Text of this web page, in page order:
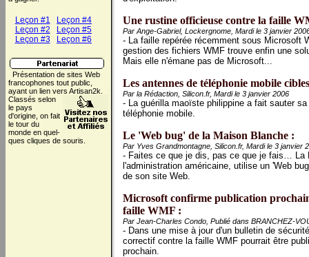
Leçon #1
Leçon #2
Leçon #3
Leçon #4
Leçon #5
Leçon #6
Présentation de sites Web
francophones tout public,
ayant un lien vers Artisan2k.
Classés selon
le pays
d'origine, on fait
le tour du
monde en quel-
ques cliques de souris.
Une rustine officieuse contre la faille
Par Ange-Gabriel, Lockergnome, Mardi le 3 janvier
- La faille repérée récemment sous Microsoft
gestion des fichiers WMF trouve enfin une
Mais elle n'émane pas de Microsoft...
Les antennes de téléphonie mobile
Par la Rédaction, Silicon.fr, Mardi le 3 janvier 2006
- La guérilla maoïste philippine a fait sauter
téléphonie mobile.
Le 'Web bug' de la Maison Blanche :
Par Yves Grandmontagne, Silicon.fr, Mardi le 3 janvier
- Faites ce que je dis, pas ce que je fais… La
l'administration américaine, utilise un 'Web
de son site Web.
Microsoft confirme publication
faille WMF :
Par Jean-Charles Condo, Publié dans BRANCHEZ-
- Dans une mise à jour d'un bulletin de
correctif contre la faille WMF pourrait être
prochain.